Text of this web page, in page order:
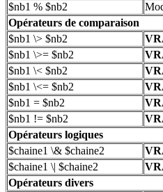
$nb1 % $nb2
Opérateurs de comparaison
$nb1 \> $nb2
$nb1 \>= $nb2
$nb1 \< $nb2
$nb1 \<= $nb2
$nb1 = $nb2
$nb1 != $nb2
Opérateurs logiques
$chaine1 \& $chaine2
$chaine1 \| $chaine2
Opérateurs divers